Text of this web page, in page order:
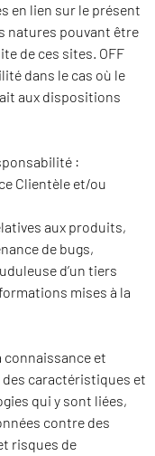
en lien sur le présent
natures pouvant être
de ces sites. OFF
dans le cas où le
aux dispositions
:
Clientèle et/ou
aux produits,
de bugs,
d’un tiers
mises à la
connaissance et
caractéristiques et
qui y sont liées,
contre des
risques de